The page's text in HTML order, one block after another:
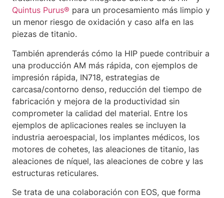
Quintus Purus® para un procesamiento más limpio y
un menor riesgo de oxidación y caso alfa en las
piezas de titanio.
También aprenderás cómo la HIP puede contribuir a
una producción AM más rápida, con ejemplos de
impresión rápida, IN718, estrategias de
carcasa/contorno denso, reducción del tiempo de
fabricación y mejora de la productividad sin
comprometer la calidad del material. Entre los
ejemplos de aplicaciones reales se incluyen la
industria aeroespacial, los implantes médicos, los
motores de cohetes, las aleaciones de titanio, las
aleaciones de níquel, las aleaciones de cobre y las
estructuras reticulares.
Se trata de una colaboración con EOS, que forma